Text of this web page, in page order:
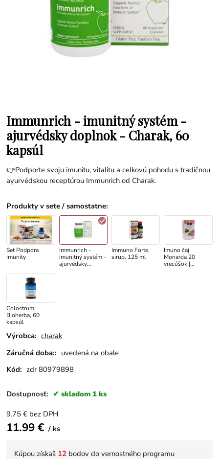
Immunrich - imunitný systém -
ajurvédsky doplnok - Charak, 60
kapsúl
👉Podporte svoju imunitu, vitalitu a celkovú pohodu s tradičnou
ayurvédskou receptúrou Immunrich od Charak.
Produkty v sete / samostatne:
Set Podpora
imunity
Immunrich -
imunitný systém -
ajurvédsky
Immuno Forte,
sirup, 125 ml
Imuno čaj
Monarda 20
vrecúšok |
Colostrum,
Bioherba, 60
kapsúl
Výrobca: charak
Záručná doba:: uvedená na obale
Kód: zdr 80979898
Dostupnosť: skladom 1 ks
9.75 € bez DPH
11.99€ ks
Kúpou získaš 12 bodov do vernostného programu